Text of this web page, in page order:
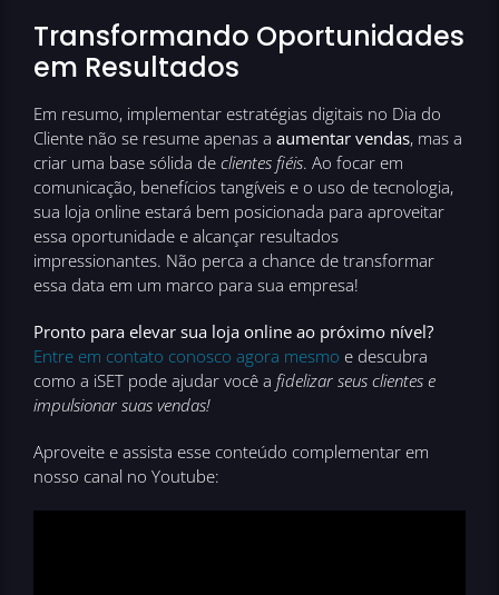
Transformando Oportunidades
em Resultados
Em resumo, implementar estratégias digitais no Dia do
Cliente não se resume apenas a aumentar vendas, mas a
criar uma base sólida de clientes fiéis. Ao focar em
comunicação, benefícios tangíveis e o uso de tecnologia,
sua loja online estará bem posicionada para aproveitar
essa oportunidade e alcançar resultados
impressionantes. Não perca a chance de transformar
essa data em um marco para sua empresa!
Pronto para elevar sua loja online ao próximo nível?
Entre em contato conosco agora mesmo e descubra
como a iSET pode ajudar você a fidelizar seus clientes e
impulsionar suas vendas!
Aproveite e assista esse conteúdo complementar em
nosso canal no Youtube: